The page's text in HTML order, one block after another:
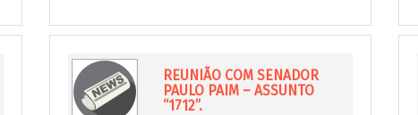
REUNIÃO COM SENADOR
PAULO PAIM – ASSUNTO
“1712”.